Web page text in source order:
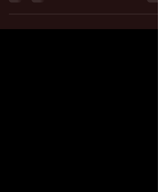
divinité hors pair, nous éveillant à notre magie...